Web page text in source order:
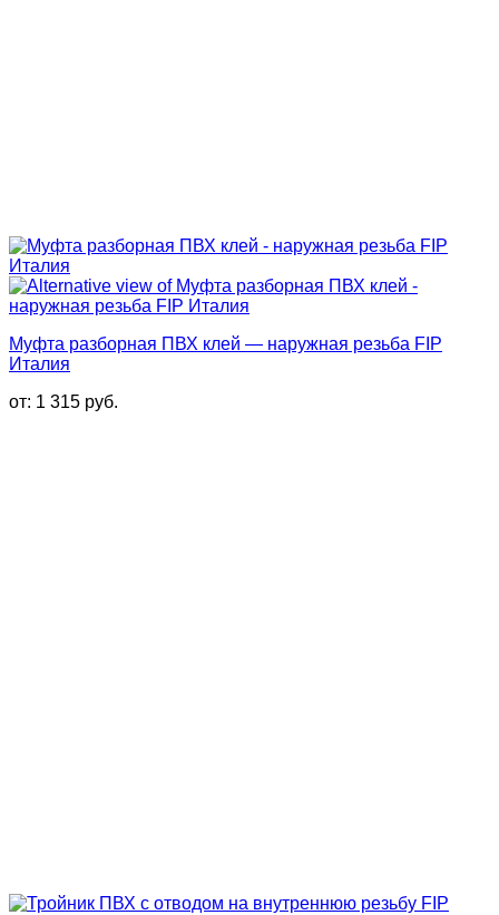
Муфта разборная ПВХ клей — наружная резьба FIP
Италия
от: 1 315 руб.